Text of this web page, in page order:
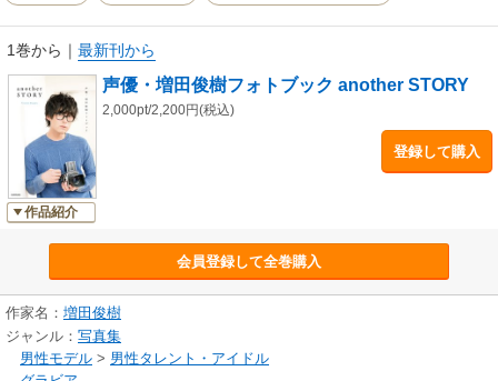
ー」「購入者特典」はついておりません。
1巻から ｜ 最新刊から
作品紹介
声優・増田俊樹フォトブック another STORY
2,000pt/2,200円(税込)
登録して購入
会員登録して全巻購入
作家名： 増田俊樹
ジャンル： 写真集
男性モデル > 男性タレント・アイドル